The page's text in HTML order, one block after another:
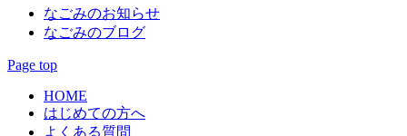
なごみのお知らせ
なごみのブログ
Page top
HOME
はじめての方へ
よくある質問